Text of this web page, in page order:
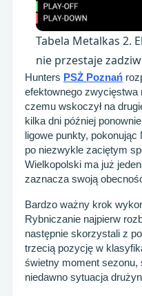
Tabela Metalkas 2.
nie przestaje
Hunters PSŻ Poznań
efektownego zwycięstwa
czemu wskoczył na
kilka dni później
ligowe punkty,
po niezwykle zaciętym
Wielkopolski ma już
zaznacza swoją
Bardzo ważny krok
Rybniczanie najpierw
następnie skorzystali z
trzecią pozycję w
świetny moment
niedawno sytuacja